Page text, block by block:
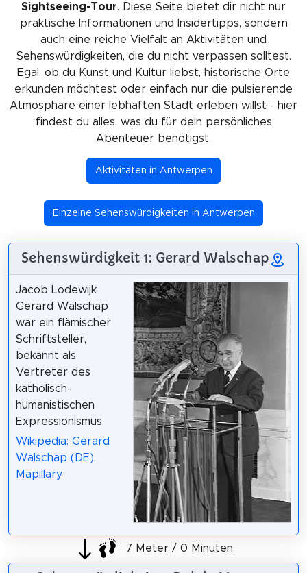
Sightseeing-Tour. Diese Seite bietet dir nicht nur
praktische Informationen und Insidertipps, sondern
auch eine reiche Vielfalt an Aktivitäten und
Sehenswürdigkeiten, die du nicht verpassen solltest.
Egal, ob du Kunst und Kultur liebst, historische Orte
erkunden möchtest oder einfach nur die pulsierende
Atmosphäre einer lebhaften Stadt erleben willst - hier
findest du alles, was du für dein persönliches
Abenteuer benötigst.
Aktivitäten in Antwerpen
Einzelne Sehenswürdigkeiten in Antwerpen
Sehenswürdigkeit 1: Gerard Walschap
Jacob Lodewijk
Gerard Walschap
war ein flämischer
Schriftsteller,
bekannt als
Vertreter des
katholisch-
humanistischen
Expressionismus.
Wikipedia: Gerard
Walschap (DE),
Mapillary
7 Meter / 0 Minuten